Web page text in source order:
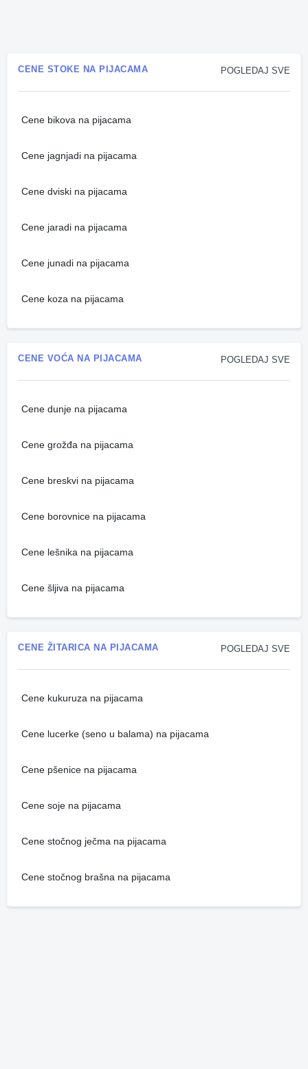
POGLEDAJ SVE
CENE STOKE NA PIJACAMA
Cene bikova na pijacama
Cene jagnjadi na pijacama
Cene dviski na pijacama
Cene jaradi na pijacama
Cene junadi na pijacama
Cene koza na pijacama
POGLEDAJ SVE
CENE VOĆA NA PIJACAMA
Cene dunje na pijacama
Cene grožđa na pijacama
Cene breskvi na pijacama
Cene borovnice na pijacama
Cene lešnika na pijacama
Cene šljiva na pijacama
POGLEDAJ SVE
CENE ŽITARICA NA PIJACAMA
Cene kukuruza na pijacama
Cene lucerke (seno u balama) na pijacama
Cene pšenice na pijacama
Cene soje na pijacama
Cene stočnog ječma na pijacama
Cene stočnog brašna na pijacama